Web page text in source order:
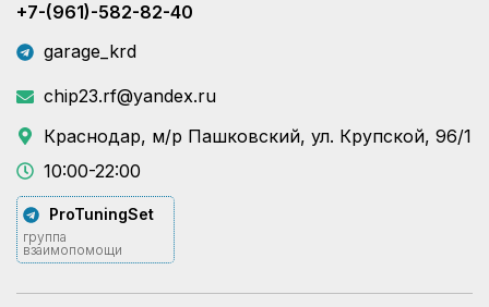
+7-(961)-582-82-40
garage_krd
chip23.rf@yandex.ru
Краснодар, м/р Пашковский, ул. Крупской, 96/1
10:00-22:00
ProTuningSet
группа
взаимопомощи